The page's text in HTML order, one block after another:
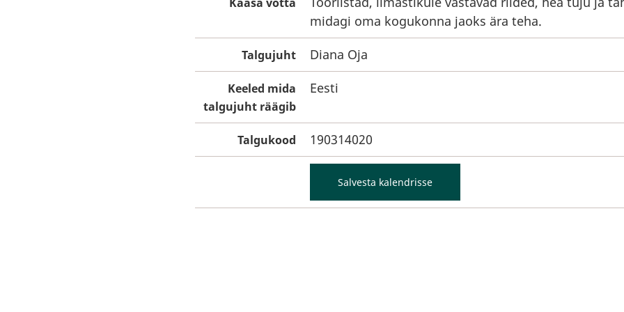
midagi oma kogukonna jaoks ära teha.
Talgujuht Diana Oja
Keeled mida
talgujuht räägib
Eesti
Talgukood 190314020
Salvesta kalendrisse